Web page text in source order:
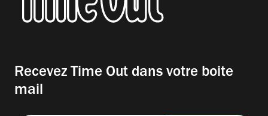
Recevez Time Out dans votre boite
mail